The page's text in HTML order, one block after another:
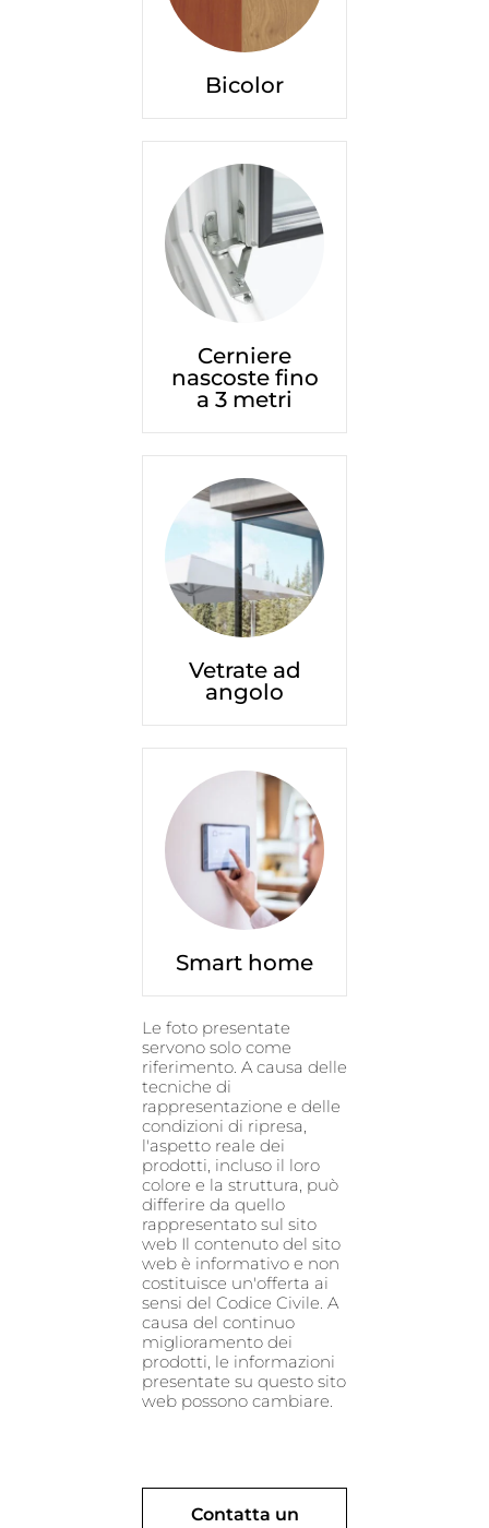
Bicolor
Cerniere
nascoste fino
a 3 metri
Vetrate ad
angolo
Smart home
Le foto presentate
servono solo come
riferimento. A causa delle
tecniche di
rappresentazione e delle
condizioni di ripresa,
l'aspetto reale dei
prodotti, incluso il loro
colore e la struttura, può
differire da quello
rappresentato sul sito
web Il contenuto del sito
web è informativo e non
costituisce un'offerta ai
sensi del Codice Civile. A
causa del continuo
miglioramento dei
prodotti, le informazioni
presentate su questo sito
web possono cambiare.
Contatta un